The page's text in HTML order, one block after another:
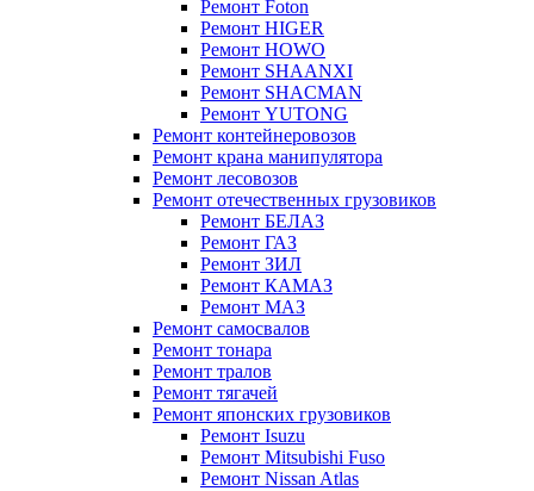
Ремонт Foton
Ремонт HIGER
Ремонт HOWO
Ремонт SHAANXI
Ремонт SHACMAN
Ремонт YUTONG
Ремонт контейнеровозов
Ремонт крана манипулятора
Ремонт лесовозов
Ремонт отечественных грузовиков
Ремонт БЕЛАЗ
Ремонт ГАЗ
Ремонт ЗИЛ
Ремонт КАМАЗ
Ремонт МАЗ
Ремонт самосвалов
Ремонт тонара
Ремонт тралов
Ремонт тягачей
Ремонт японских грузовиков
Ремонт Isuzu
Ремонт Mitsubishi Fuso
Ремонт Nissan Atlas